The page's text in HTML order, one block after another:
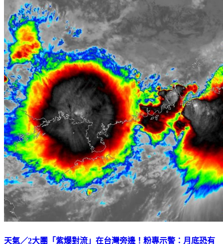
天氣／2大團「紫爆對流」在台灣旁邊！粉專示警：月底恐有